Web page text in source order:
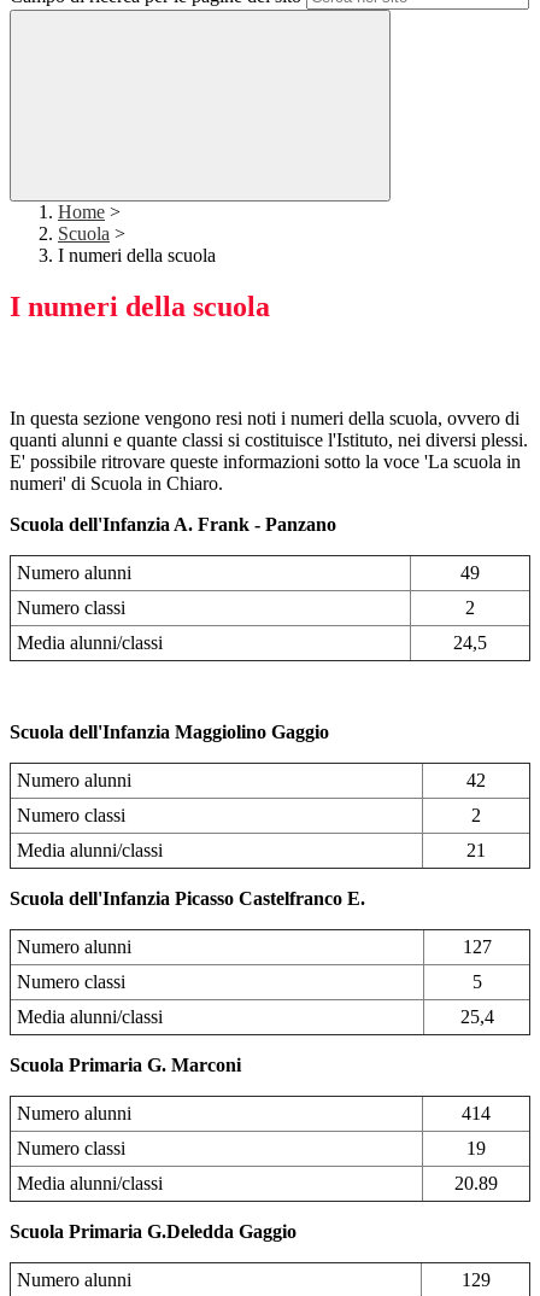
Home >
Scuola >
I numeri della scuola
I numeri della scuola
In questa sezione vengono resi noti i numeri della scuola, ovvero di
quanti alunni e quante classi si costituisce l'Istituto, nei diversi plessi.
E' possibile ritrovare queste informazioni sotto la voce 'La scuola in
numeri' di Scuola in Chiaro.
Scuola dell'Infanzia A. Frank - Panzano
Numero alunni
49
Numero classi
2
Media alunni/classi
24,5
Scuola dell'Infanzia Maggiolino Gaggio
Numero alunni
42
Numero classi
2
Media alunni/classi
21
Scuola dell'Infanzia Picasso Castelfranco E.
Numero alunni
127
Numero classi
5
Media alunni/classi
25,4
Scuola Primaria G. Marconi
Numero alunni
414
Numero classi
19
Media alunni/classi
20.89
Scuola Primaria G.Deledda Gaggio
Numero alunni
129